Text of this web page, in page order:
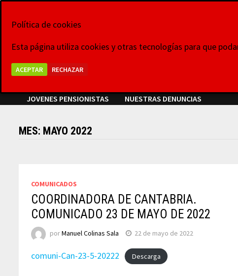
La Voz de las
JOVENES PENSIONISTAS
NUESTRAS DENUNCIAS
MES: MAYO 2022
COMUNICADOS
COORDINADORA DE CANTABRIA.
COMUNICADO 23 DE MAYO DE 2022
porManuel Colinas Sala 22 de mayo de 2022
comuni-Can-23-5-20222 Descarga
Política de cookies
Esta página utiliza cookies y otras tecnologías para que
ACEPTAR RECHAZAR